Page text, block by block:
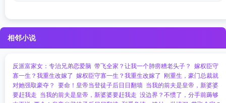
相邻小说
反派富家女：专治兄弟恋爱脑 带飞全家？让我一个肺痨糟老头子？ 嫁权臣守
寡一生？我重生改嫁了 嫁权臣守寡一生？我重生改嫁了 刚重生，豪门总裁就
对她强取豪夺？ 要命！皇帝当登徒子后日日翻墙 当我的前夫是皇帝，新婆婆
要赶我走 当我的前夫是皇帝，新婆婆要赶我走 没边界？不惯了，分手前薅够